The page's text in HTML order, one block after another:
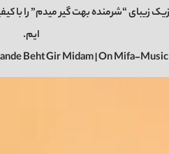
ایم.
Beht Gir Midam | On Mifa-Music